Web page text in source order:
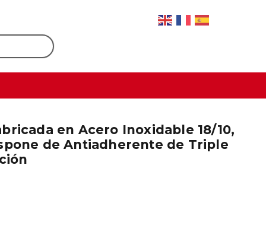
en Acero Inoxidable 18/10,
de Antiadherente de Triple